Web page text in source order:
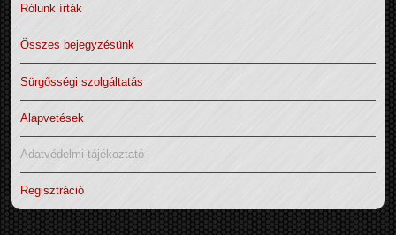
Rólunk írták
Összes bejegyzésünk
Sürgősségi szolgáltatás
Alapvetések
Adatvédelmi tájékoztató
Regisztráció